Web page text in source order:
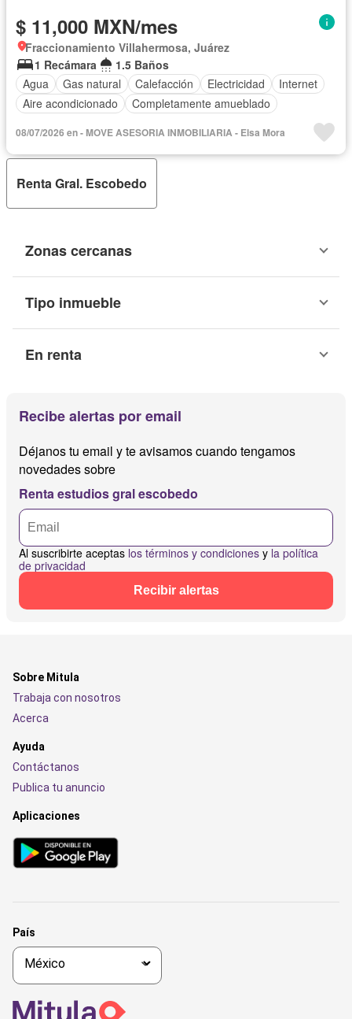
$ 11,000 MXN/mes
Fraccionamiento Villahermosa, Juárez
1 Recámara
1.5 Baños
Agua
Gas natural Calefacción Electricidad
Internet
Aire acondicionado
Completamente amueblado
08/07/2026 en - MOVE ASESORIA INMOBILIARIA - Elsa Mora
Renta Gral. Escobedo
Zonas cercanas
Tipo inmueble
En renta
Recibe alertas por email
Déjanos tu email y te avisamos cuando tengamos
novedades sobre
Renta estudios gral escobedo
Al suscribirte aceptas los términos y condiciones y la política
de privacidad
Recibir alertas
Sobre Mitula
Trabaja con nosotros
Acerca
Ayuda
Contáctanos
Publica tu anuncio
Aplicaciones
País